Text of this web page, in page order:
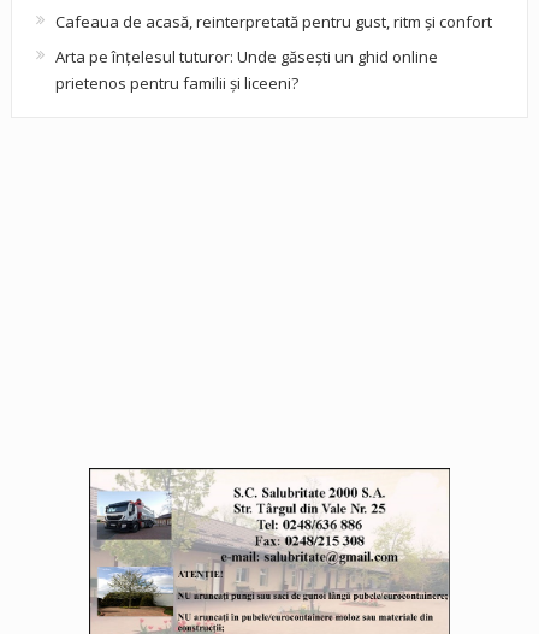
Cafeaua de acasă, reinterpretată pentru gust, ritm și confort
Arta pe înțelesul tuturor: Unde găsești un ghid online
prietenos pentru familii și liceeni?